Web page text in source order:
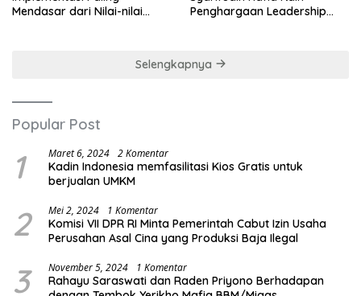
Mendasar dari Nilai-nilai
Penghargaan Leadership
Selengkapnya
Popular Post
1 Maret 6, 2024 2 Komentar
Kadin Indonesia memfasilitasi Kios Gratis untuk
berjualan UMKM
2 Mei 2, 2024 1 Komentar
Komisi VII DPR RI Minta Pemerintah Cabut Izin Usaha
Perusahan Asal Cina yang Produksi Baja Ilegal
3 November 5, 2024 1 Komentar
Rahayu Saraswati dan Raden Priyono Berhadapan